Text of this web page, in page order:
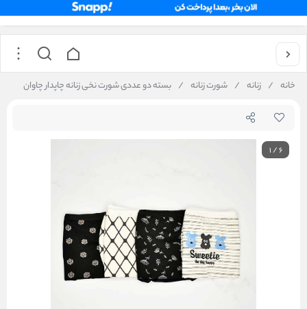
خانه / زنانه / شورت زنانه / بسته دو عددی شورت نخی زنانه چاپدار چاوان
1/6